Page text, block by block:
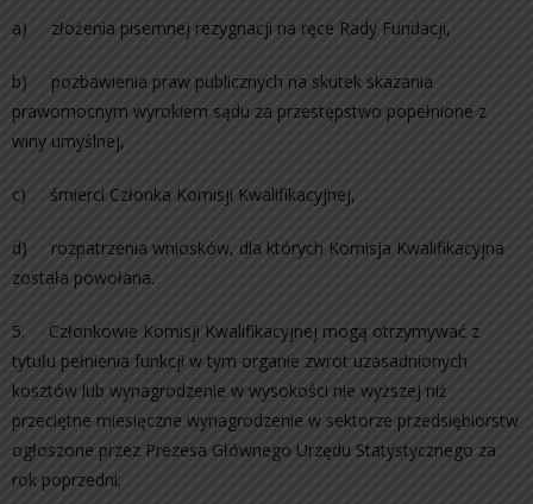
a) złożenia pisemnej rezygnacji na ręce Rady Fundacji,
b) pozbawienia praw publicznych na skutek skazania
prawomocnym wyrokiem sądu za przestępstwo popełnione z
winy umyślnej,
c) śmierci Członka Komisji Kwalifikacyjnej,
d) rozpatrzenia wniosków, dla których Komisja Kwalifikacyjna
została powołana.
5. Członkowie Komisji Kwalifikacyjnej mogą otrzymywać z
tytułu pełnienia funkcji w tym organie zwrot uzasadnionych
kosztów lub wynagrodzenie w wysokości nie wyższej niż
przeciętne miesięczne wynagrodzenie w sektorze przedsiębiorstw
ogłoszone przez Prezesa Głównego Urzędu Statystycznego za
rok poprzedni;